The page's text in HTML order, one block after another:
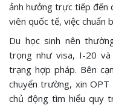
ảnh hưởng trực tiếp đến
viên quốc tế, việc chuẩn
Du học sinh nên
trọng như visa, I-20
trạng hợp pháp. Bên
chuyển trường, xin
chủ động tìm hiểu quy